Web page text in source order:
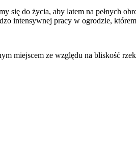
się do życia, aby latem na pełnych
intensywnej pracy w ogrodzie,
miejscem ze względu na bliskość